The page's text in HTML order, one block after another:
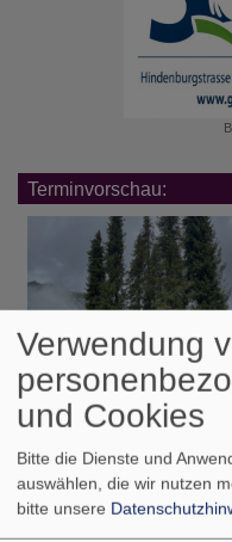
Terminvorschau:
Di, 11.8. 11 Uhr
Verwendung
und Cookies
Bitte die Dienste und
auswählen, die wir nutzen
bitte unsere